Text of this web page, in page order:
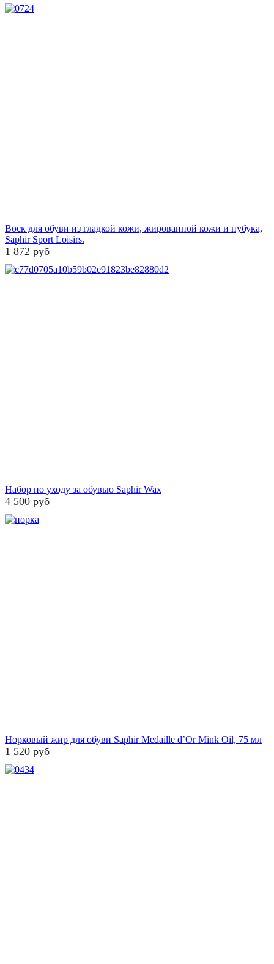
Воск для обуви из гладкой кожи, жированной кожи и нубука,
Saphir Sport Loisirs.
1 872 руб
Набор по уходу за обувью Saphir Wax
4 500 руб
Норковый жир для обуви Saphir Medaille d’Or Mink Oil, 75 мл
1 520 руб